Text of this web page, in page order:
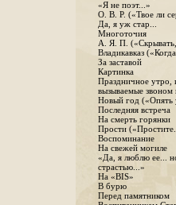
«Я не поэт...»
О. В. Р. («Твое ли
Да, я уж стар...
Многоточия
А. Я. П.
Владикавказ
За заставой
Картинка
Праздничное утро,
вызываемые звоном
Новый год («Опять
Последняя встреча
На смерть горянки
Прости
Воспоминание
На свежей могиле
«Да, я люблю ее...
страстью...»
На «BIS»
В бурю
Перед памятником